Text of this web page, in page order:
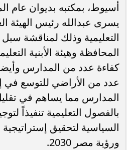
أسيوط، بمكتبه بديوان عام
يسرى عبدالله رئيس الهيئة
التعليمية وذلك لمناقشة سبل
المحافظة وهيئة الأبنية
كفاءة عدد من المدارس
عدد من الأراضي للتوسع في
المدارس مما يساهم في تقليل
بالفصول التعليمية تنفيذاً
السياسية لتحقيق إستراتيجية
ورؤية مصر 2030.